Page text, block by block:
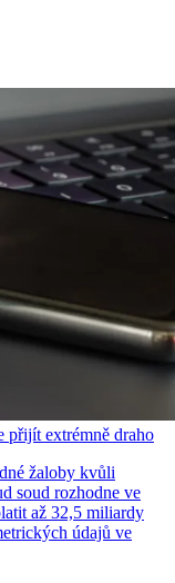
přijít extrémně draho
žaloby kvůli
soud rozhodne ve
až 32,5 miliardy
údajů ve